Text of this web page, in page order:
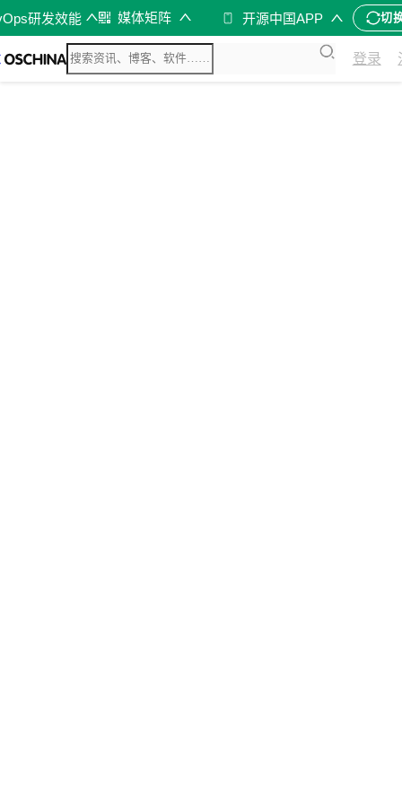
研发效能 媒体矩阵 开源中国APP 切
登录